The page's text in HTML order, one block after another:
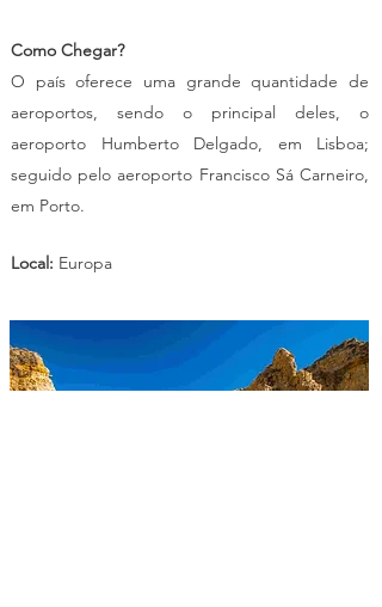
Como Chegar?
O país oferece uma grande quantidade de
aeroportos, sendo o principal deles, o
aeroporto Humberto Delgado, em Lisboa;
seguido pelo aeroporto Francisco Sá Carneiro,
em Porto.
Local: Europa